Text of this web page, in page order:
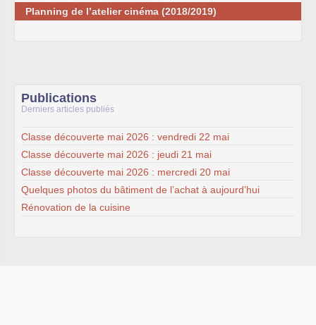
Planning de l’atelier cinéma (2018/2019)
Publications
Derniers articles publiés
Classe découverte mai 2026 : vendredi 22 mai
Classe découverte mai 2026 : jeudi 21 mai
Classe découverte mai 2026 : mercredi 20 mai
Quelques photos du bâtiment de l’achat à aujourd’hui
Rénovation de la cuisine